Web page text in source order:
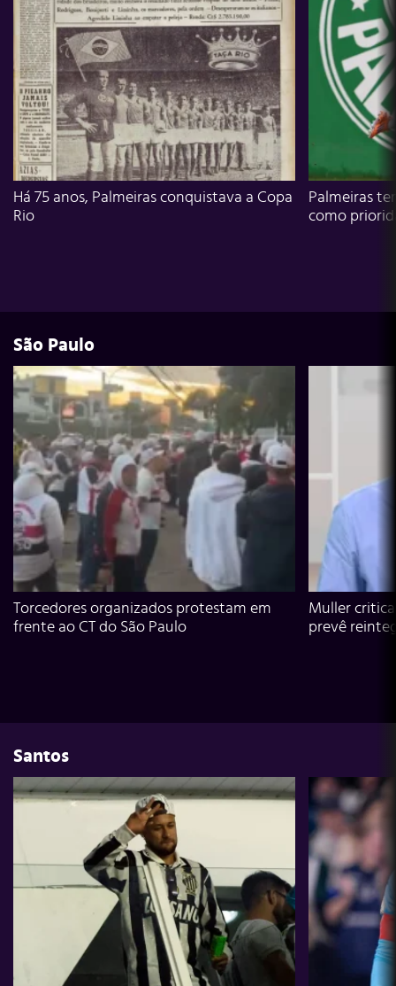
Há 75 anos, Palmeiras conquistava a Copa
Rio
Palmeiras
como
São Paulo
Torcedores organizados protestam em
frente ao CT do São Paulo
Muller
prevê
Santos